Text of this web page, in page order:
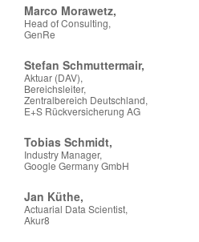
Marco Morawetz,
Head of Consulting,
GenRe
Stefan Schmuttermair,
Aktuar (DAV),
Bereichsleiter,
Zentralbereich Deutschland,
E+S Rückversicherung AG
Tobias Schmidt,
Industry Manager,
Google Germany GmbH
Jan Küthe,
Actuarial Data Scientist,
Akur8